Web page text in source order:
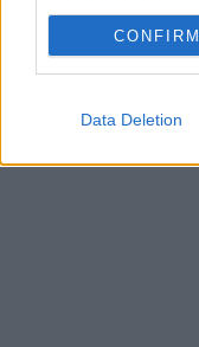
CONFIRM
Data Deletion